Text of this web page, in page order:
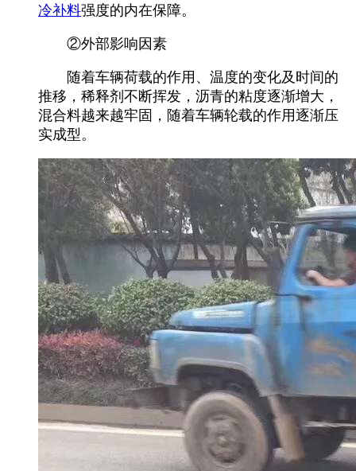
冷补料强度的内在保障。
②外部影响因素
随着车辆荷载的作用、温度的变化及时间的
推移，稀释剂不断挥发，沥青的粘度逐渐增大，
混合料越来越牢固，随着车辆轮载的作用逐渐压
实成型。